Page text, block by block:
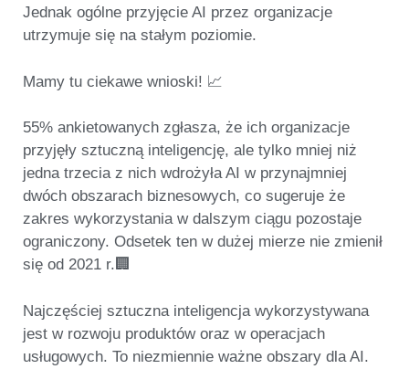
Jednak ogólne przyjęcie AI przez organizacje
utrzymuje się na stałym poziomie.
Mamy tu ciekawe wnioski! 📈
55% ankietowanych zgłasza, że ich organizacje
przyjęły sztuczną inteligencję, ale tylko mniej niż
jedna trzecia z nich wdrożyła AI w przynajmniej
dwóch obszarach biznesowych, co sugeruje że
zakres wykorzystania w dalszym ciągu pozostaje
ograniczony. Odsetek ten w dużej mierze nie zmienił
się od 2021 r.🏢
Najczęściej sztuczna inteligencja wykorzystywana
jest w rozwoju produktów oraz w operacjach
usługowych. To niezmiennie ważne obszary dla AI.